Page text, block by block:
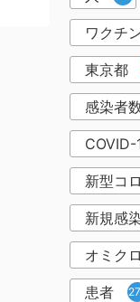
ワクチ
東京都
感染者
COVID-
新規感
オミク
患者